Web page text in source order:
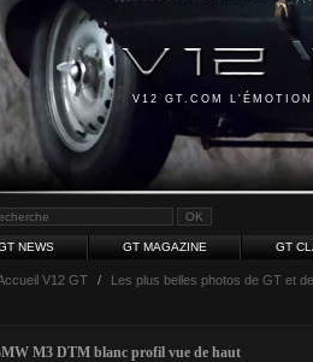
V12 GT.COM
NEWS GT MAGAZINE GT
V12 GT / Les plus belles photos de GT et
M3 DTM blanc profil vue de haut